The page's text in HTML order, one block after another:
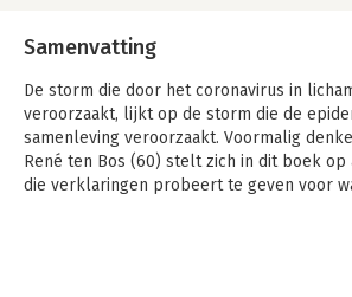
Samenvatting
De storm die door het coronavirus in
veroorzaakt, lijkt op de storm die de
samenleving veroorzaakt. Voormalig
René ten Bos (60) stelt zich in dit boek
die verklaringen probeert te geven voor